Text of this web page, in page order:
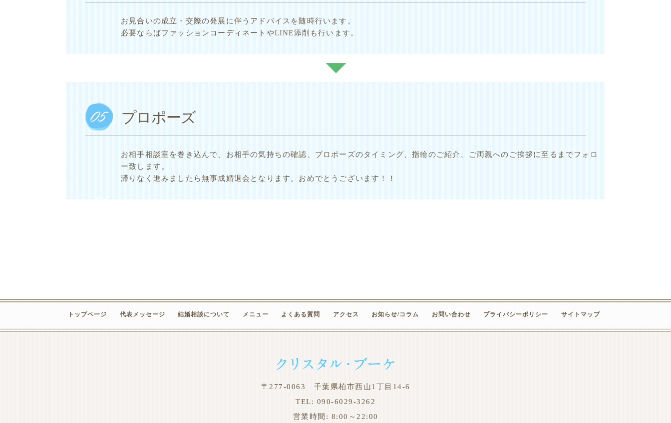
お見合いの成立・交際の発展に伴うアドバイスを随時行います。
必要ならばファッションコーディネートやLINE添削も行います。
プロポーズ
お相手相談室を巻き込んで、お相手の気持ちの確認、プロポーズのタイミング、指輪のご紹介、ご両親へのご挨拶に至るまでフォロ
ー致します。
滞りなく進みましたら無事成婚退会となります。おめでとうございます！！
トップページ 代表メッセージ 結婚相談について メニュー よくある質問 アクセス お知らせ/コラム お問い合わせ プライバシーポリシー サイトマップ
〒277-0063 千葉県柏市西山1丁目14-6
TEL: 090-6029-3262
営業時間: 8:00～22:00